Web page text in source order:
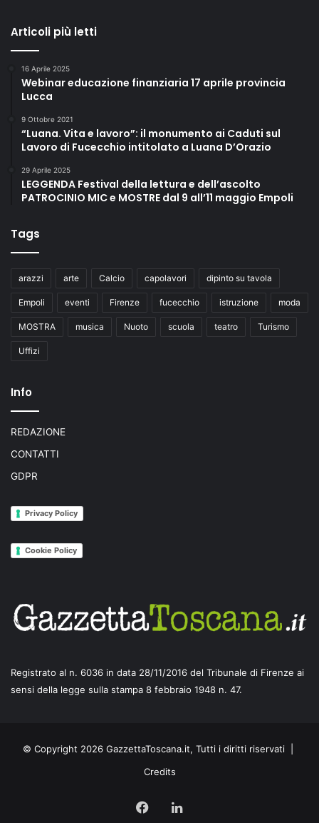
Articoli più letti
16 Aprile 2025
Webinar educazione finanziaria 17 aprile provincia
Lucca
9 Ottobre 2021
“Luana. Vita e lavoro”: il monumento ai Caduti sul
Lavoro di Fucecchio intitolato a Luana D’Orazio
29 Aprile 2025
LEGGENDA Festival della lettura e dell’ascolto
PATROCINIO MIC e MOSTRE dal 9 all’11 maggio Empoli
Tags
arazzi arte Calcio capolavori dipinto su tavola
Empoli eventi Firenze fucecchio istruzione moda
MOSTRA musica Nuoto scuola teatro Turismo
Uffizi
Info
REDAZIONE
CONTATTI
GDPR
Privacy Policy
Cookie Policy
Registrato al n. 6036 in data 28/11/2016 del Tribunale di Firenze ai
sensi della legge sulla stampa 8 febbraio 1948 n. 47.
© Copyright 2026 GazzettaToscana.it, Tutti i diritti riservati |
Credits
FacebookLinkedIn